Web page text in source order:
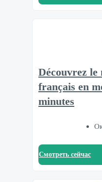
Découvrez
français en
minutes
Смотреть сейчас